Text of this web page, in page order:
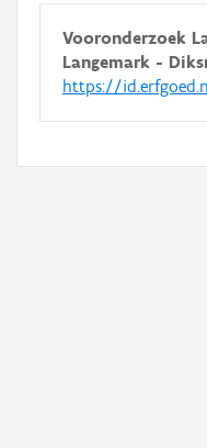
Vooronderzoek
Langemark -
https://